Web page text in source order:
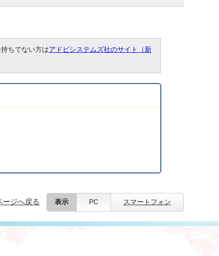
ちでない方はアドビシステムズ社のサイト（新
ージへ戻る 表示 PC スマートフォン